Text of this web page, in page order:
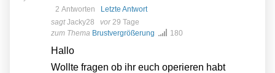
2 Antworten Letzte Antwort
sagtJacky28 vor29 Tage
zum Thema Brustvergrößerung 180
Hallo
Wollte fragen ob ihr euch operieren habt